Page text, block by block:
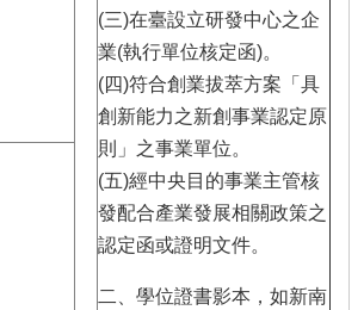
(三)在臺設立研發中心之企
業(執行單位核定函)。
(四)符合創業拔萃方案「具
創新能力之新創事業認定原
則」之事業單位。
(五)經中央目的事業主管核
發配合產業發展相關政策之
認定函或證明文件。
二、學位證書影本，如新南